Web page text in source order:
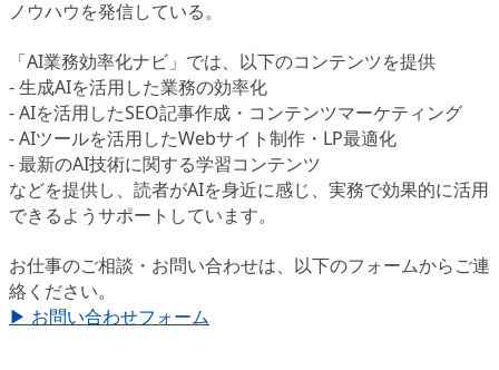
ノウハウを発信している。
「AI業務効率化ナビ」では、以下のコンテンツを提供
- 生成AIを活用した業務の効率化
- AIを活用したSEO記事作成・コンテンツマーケティング
- AIツールを活用したWebサイト制作・LP最適化
- 最新のAI技術に関する学習コンテンツ
などを提供し、読者がAIを身近に感じ、実務で効果的に活用
できるようサポートしています。
お仕事のご相談・お問い合わせは、以下のフォームからご連
絡ください。
▶ お問い合わせフォーム